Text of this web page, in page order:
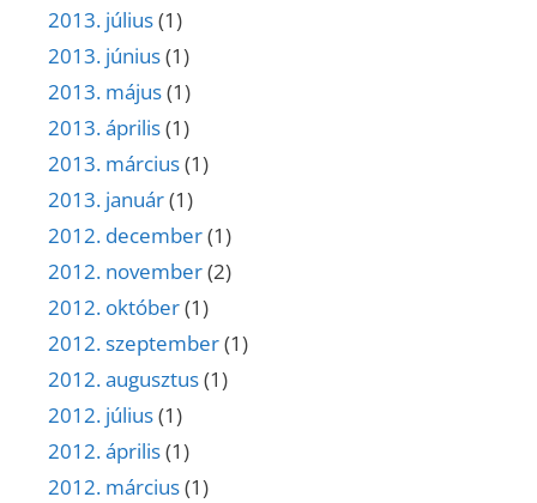
2013. július(1)
2013. június(1)
2013. május(1)
2013. április(1)
2013. március(1)
2013. január(1)
2012. december(1)
2012. november(2)
2012. október(1)
2012. szeptember(1)
2012. augusztus(1)
2012. július(1)
2012. április(1)
2012. március(1)